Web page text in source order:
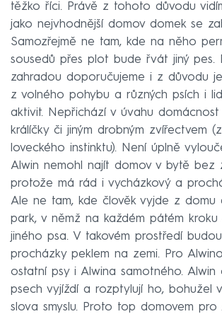
těžko říci. Právě z tohoto důvodu
jako nejvhodnější domov domek se
Samozřejmě ne tam, kde na něho
sousedů přes plot bude řvát jiný pes.
zahradou doporučujeme i z důvodu
z volného pohybu a různých psích i
aktivit. Nepřichází v úvahu domácnost
králíčky či jiným drobným zvířectvem
loveckého instinktu). Není úplně
Alwin nemohl najít domov v bytě bez
protože má rád i vycházkový a
Ale ne tam, kde člověk vyjde z domu
park, v němž na každém pátém kroku
jiného psa. V takovém prostředí
procházky peklem na zemi. Pro
ostatní psy i Alwina samotného.
psech vyjíždí a rozptylují ho, bohužel
slova smyslu. Proto top domovem pro